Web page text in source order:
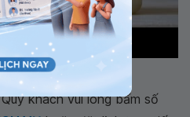
sữa mẹ đúng cách
khách vui lòng bấm số